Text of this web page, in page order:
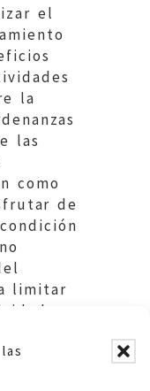
el
la
las
como
de
limitar